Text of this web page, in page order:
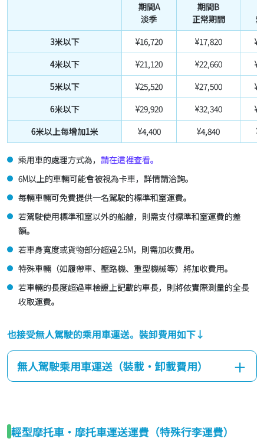
期間A
淡季
期間B
正常期間
3米以下
¥16,720 ¥17,820
4米以下
¥21,120 ¥22,660
5米以下
¥25,520 ¥27,500
6米以下
¥29,920 ¥32,340
6米以上每增加1米
¥4,400 ¥4,840
乘用車的處理方式為， 請在這裡查看。
6M以上的車輛可能會被視為卡車，詳情請洽詢。
每輛車輛可免費提供一名駕駛的標準和室運費。
若駕駛使用標準和室以外的船艙，則需支付標準和室運費的差
額。
若車身寬度或貨物部分超過2.5M，則需加收費用。
特殊車輛（如履帶車、壓路機、重型機械等）將加收費用。
若車輛的長度超過車檢證上記載的車長，則將依實際測量的全長
收取運費。
也接受無人駕駛的乘用車運送。裝卸費用如下↓
無人駕駛乘用車運送（裝載・卸載費用）
輕型摩托車・摩托車運送運費（特殊行李運費）